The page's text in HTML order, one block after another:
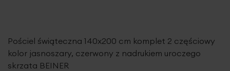
Pościel świąteczna 140x200 cm komplet 2 częściowy
kolor jasnoszary, czerwony z nadrukiem uroczego
skrzata BEINER